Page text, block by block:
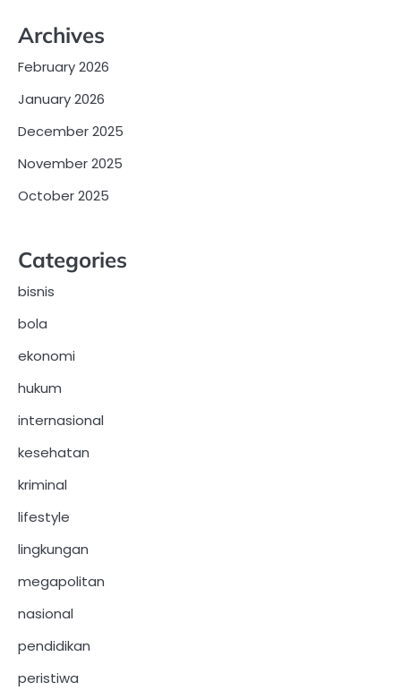
Archives
February 2026
January 2026
December 2025
November 2025
October 2025
Categories
bisnis
bola
ekonomi
hukum
internasional
kesehatan
kriminal
lifestyle
lingkungan
megapolitan
nasional
pendidikan
peristiwa